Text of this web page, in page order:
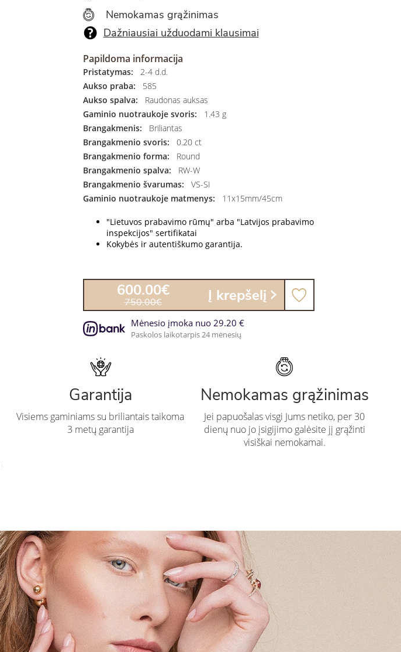
Nemokamas grąžinimas
Dažniausiai užduodami klausimai
Papildoma informacija
Pristatymas:
2-4 d.d.
Aukso praba:
585
Aukso spalva:
Raudonas auksas
Gaminio nuotraukoje svoris:
1.43 g
Brangakmenis:
Briliantas
Brangakmenio svoris:
0.20 ct
Brangakmenio forma:
Round
Brangakmenio spalva:
RW-W
Brangakmenio švarumas:
VS-SI
Gaminio nuotraukoje matmenys:
11x15mm/45cm
"Lietuvos prabavimo rūmų" arba "Latvijos prabavimo
inspekcijos" sertifikatai
Kokybės ir autentiškumo garantija.
600.00€
750.00€ Į krepšelį
Mėnesio įmoka nuo 29.20 €
Paskolos laikotarpis 24 mėnesių
Garantija
Visiems gaminiams su briliantais taikoma
3 metų garantija
Nemokamas grąžinimas
Jei papuošalas visgi Jums netiko, per 30
dienų nuo jo įsigijimo galėsite jį grąžinti
visiškai nemokamai.